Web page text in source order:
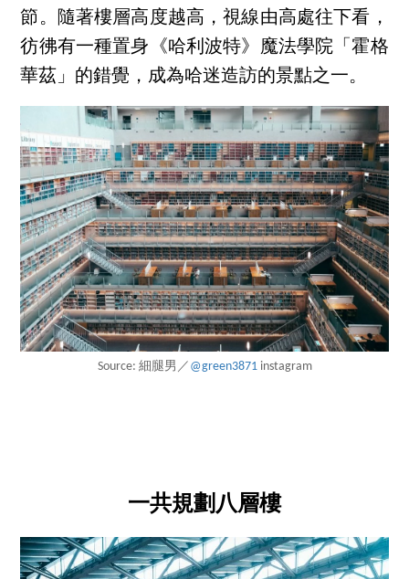
節。隨著樓層高度越高，視線由高處往下看，
彷彿有一種置身《哈利波特》魔法學院「霍格
華茲」的錯覺，成為哈迷造訪的景點之一。
Source: 細腿男／ @green3871instagram
一共規劃八層樓